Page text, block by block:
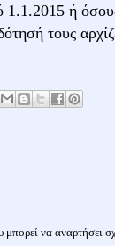
1.1.2015 ή
τους
να αναρτήσει